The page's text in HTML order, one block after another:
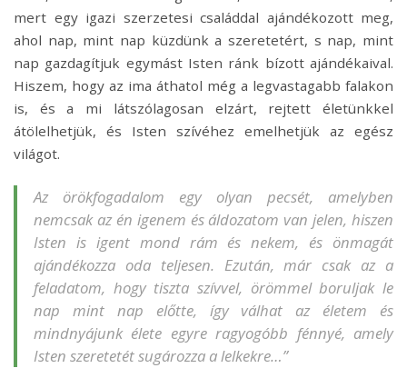
mert egy igazi szerzetesi családdal ajándékozott meg,
ahol nap, mint nap küzdünk a szeretetért, s nap, mint
nap gazdagítjuk egymást Isten ránk bízott ajándékaival.
Hiszem, hogy az ima áthatol még a legvastagabb falakon
is, és a mi látszólagosan elzárt, rejtett életünkkel
átölelhetjük, és Isten szívéhez emelhetjük az egész
világot.
Az örökfogadalom egy olyan pecsét, amelyben
nemcsak az én igenem és áldozatom van jelen, hiszen
Isten is igent mond rám és nekem, és önmagát
ajándékozza oda teljesen. Ezután, már csak az a
feladatom, hogy tiszta szívvel, örömmel boruljak le
nap mint nap előtte, így válhat az életem és
mindnyájunk élete egyre ragyogóbb fénnyé, amely
Isten szeretetét sugározza a lelkekre…”